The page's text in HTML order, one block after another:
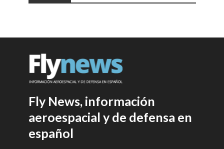
Fly News, información
aeroespacial y de defensa en
español